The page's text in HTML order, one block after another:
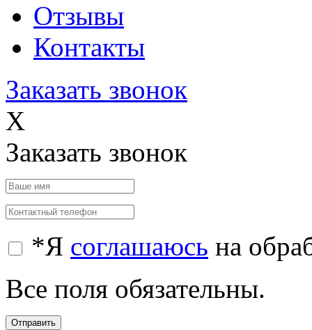
Отзывы
Контакты
Заказать звонок
X
Заказать звонок
*Я соглашаюсь на
Все поля обязательны.
Отправить